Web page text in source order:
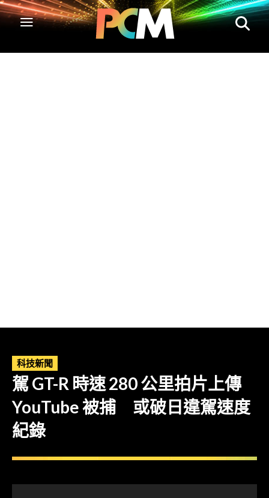
科技新聞
駕 GT-R 時速 280 公里拍片上傳
YouTube 被捕 或破日違駕速度
紀錄